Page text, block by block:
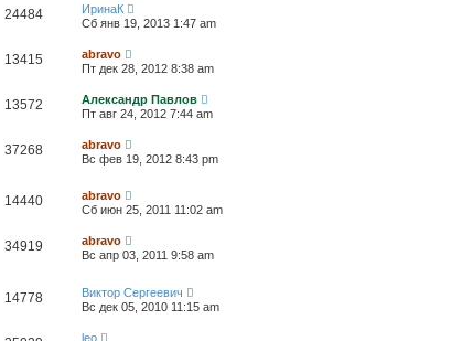
24484
ИринаК
Сб янв 19, 2013 1:47 am
13415
abravo
Пт дек 28, 2012 8:38 am
13572
Александр Павлов
Пт авг 24, 2012 7:44 am
37268
abravo
Вс фев 19, 2012 8:43 pm
14440
abravo
Сб июн 25, 2011 11:02 am
34919
abravo
Вс апр 03, 2011 9:58 am
14778
Виктор Сергеевич
Вс дек 05, 2010 11:15 am
leo